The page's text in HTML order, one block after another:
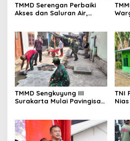
TMMD Serengan Perbaiki
Akses dan Saluran Air,
TMMD Sengkuyung III
Surakarta Mulai Pavingisasi
TNI